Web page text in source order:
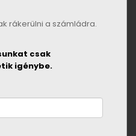
rákerülni a számládra.
csak
igénybe.